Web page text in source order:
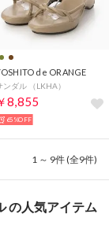
de ORANGE
ンダル （LKHA）
8,855
65%OFF
1 ～ 9件 (全9件)
の人気アイテム